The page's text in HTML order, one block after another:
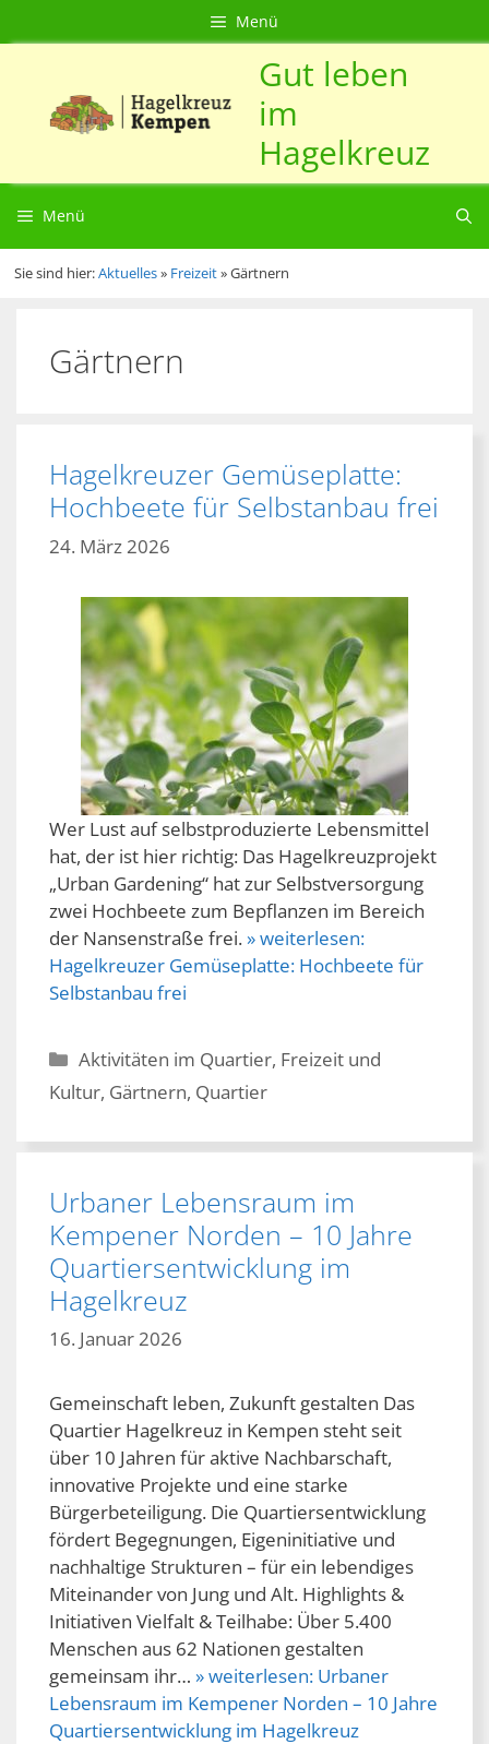
Inhalt
zur
Inhalt
Menü
Gut leben
im
Hagelkreuz
Menü
Sie sind hier:Aktuelles» Freizeit»Gärtnern
Gärtnern
Hagelkreuzer Gemüseplatte:
Hochbeete für Selbstanbau frei
24. März 2026
Wer Lust auf selbstproduzierte Lebensmittel
hat, der ist hier richtig: Das Hagelkreuzprojekt
„Urban Gardening“ hat zur Selbstversorgung
zwei Hochbeete zum Bepflanzen im Bereich
der Nansenstraße frei.» weiterlesen:
Hagelkreuzer Gemüseplatte: Hochbeete für
Selbstanbau frei
Kategorien
Aktivitäten im Quartier, Freizeit und
Kultur, Gärtnern, Quartier
Urbaner Lebensraum im
Kempener Norden – 10 Jahre
Quartiersentwicklung im
Hagelkreuz
16. Januar 2026
Gemeinschaft leben, Zukunft gestalten Das
Quartier Hagelkreuz in Kempen steht seit
über 10 Jahren für aktive Nachbarschaft,
innovative Projekte und eine starke
Bürgerbeteiligung. Die Quartiersentwicklung
fördert Begegnungen, Eigeninitiative und
nachhaltige Strukturen – für ein lebendiges
Miteinander von Jung und Alt. Highlights &
Initiativen Vielfalt & Teilhabe: Über 5.400
Menschen aus 62 Nationen gestalten
gemeinsam ihr… » weiterlesen: Urbaner
Lebensraum im Kempener Norden – 10 Jahre
Quartiersentwicklung im Hagelkreuz